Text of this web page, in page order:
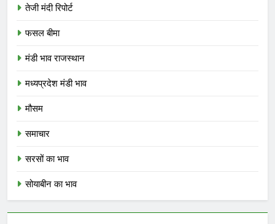
तेजी मंदी रिपोर्ट
फसल बीमा
मंडी भाव राजस्थान
मध्यप्रदेश मंडी भाव
मौसम
समाचार
सरसों का भाव
सोयाबीन का भाव